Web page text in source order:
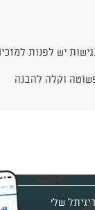
יש לפנות
וקלה להבנה
שלי